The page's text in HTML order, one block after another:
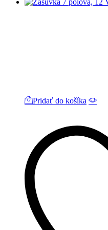
Pridať do košíka